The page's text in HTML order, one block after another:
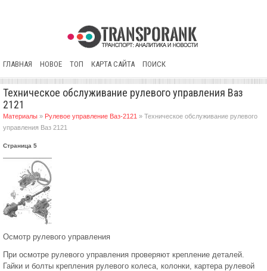
ГЛАВНАЯ НОВОЕ ТОП КАРТА САЙТА ПОИСК
Техническое обслуживание рулевого управления Ваз
2121
Материалы » Рулевое управление Ваз-2121 » Техническое обслуживание рулевого
управления Ваз 2121
Страница 5
Осмотр рулевого управления
При осмотре рулевого управления проверяют крепление деталей.
Гайки и болты крепления рулевого колеса, колонки, картера рулевой